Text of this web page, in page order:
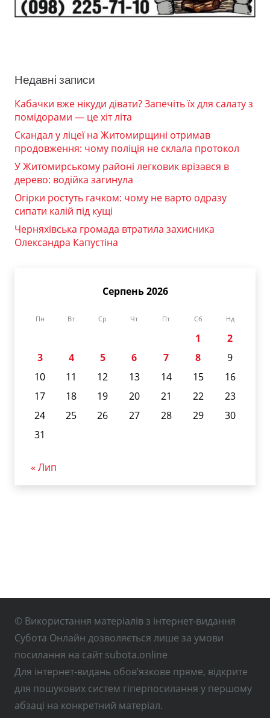
Недавні записи
Кабачки вже нікуди дівати? Запечіть їх для салату з
помідорами — це хіт літа
Скандал у ліцеї на Житомирщині отримав
продовження: чому поліція не склала протокол
У Житомирському районі легковик врізався в
дерево: водійка загинула
Огірки ростуть гачком: чому не варто одразу
сипати калій під кущі
Черняхівська громада втратила захисника
Олександра Капустіна
Серпень 2026
Пн Вт Ср Чт Пт Сб Нд
1
2
3
4 5 6 7 8
9
10
11 12 13 14 15
16
17
18 19 20 21 22
23
24
25 26 27 28 29
30
31
« Лип
© Використання матеріалів з інтернет-видання
Субота Онлайн дозволяється лише за умови
посилання на сайт subota.online
Для інтернет-видань обов’язкове пряме, відкрите
для пошукових систем гіперпосилання у першому
абзаці на конкретний матеріал.